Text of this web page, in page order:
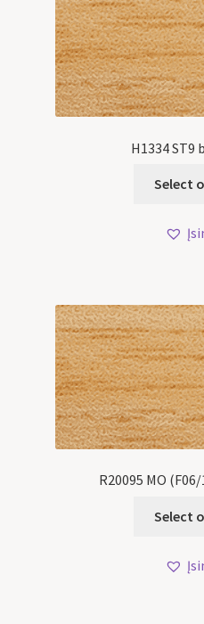
H1334 ST9
Select
R20095 MO
Select